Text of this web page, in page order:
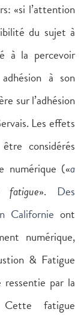
«si l’attention
du sujet à
à la percevoir
à son
sur l’adhésion
Les effets
considérés
numérique («a
fatigue». Des
Californie ont
numérique,
& Fatigue
par la
Cette fatigue